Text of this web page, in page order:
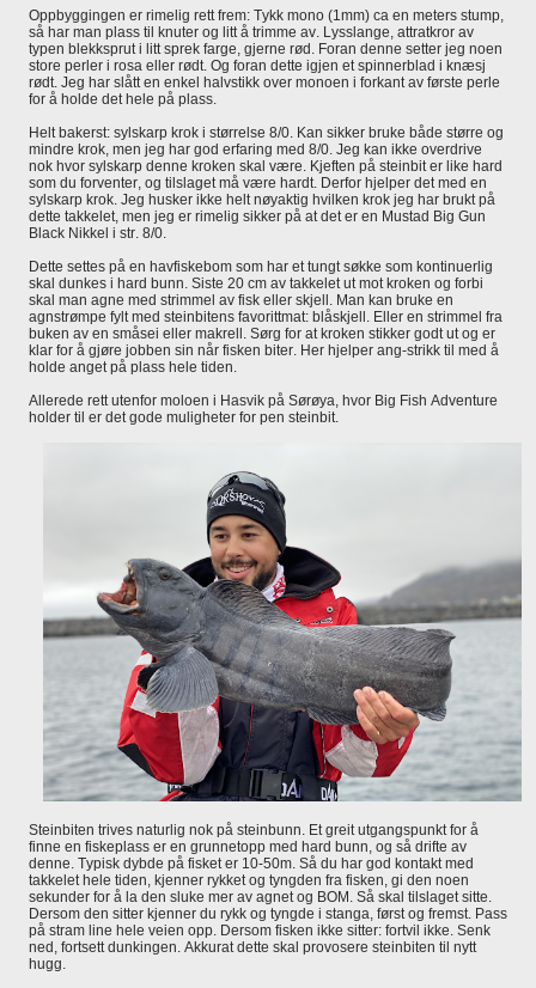
Oppbyggingen er rimelig rett frem: Tykk mono (1mm) ca en meters stump,
så har man plass til knuter og litt å trimme av. Lysslange, attratkror av
typen blekksprut i litt sprek farge, gjerne rød. Foran denne setter jeg noen
store perler i rosa eller rødt. Og foran dette igjen et spinnerblad i knæsj
rødt. Jeg har slått en enkel halvstikk over monoen i forkant av første perle
for å holde det hele på plass.
Helt bakerst: sylskarp krok i størrelse 8/0. Kan sikker bruke både større og
mindre krok, men jeg har god erfaring med 8/0. Jeg kan ikke overdrive
nok hvor sylskarp denne kroken skal være. Kjeften på steinbit er like hard
som du forventer, og tilslaget må være hardt. Derfor hjelper det med en
sylskarp krok. Jeg husker ikke helt nøyaktig hvilken krok jeg har brukt på
dette takkelet, men jeg er rimelig sikker på at det er en Mustad Big Gun
Black Nikkel i str. 8/0.
Dette settes på en havfiskebom som har et tungt søkke som kontinuerlig
skal dunkes i hard bunn. Siste 20 cm av takkelet ut mot kroken og forbi
skal man agne med strimmel av fisk eller skjell. Man kan bruke en
agnstrømpe fylt med steinbitens favorittmat: blåskjell. Eller en strimmel fra
buken av en småsei eller makrell. Sørg for at kroken stikker godt ut og er
klar for å gjøre jobben sin når fisken biter. Her hjelper ang-strikk til med å
holde anget på plass hele tiden.
Allerede rett utenfor moloen i Hasvik på Sørøya, hvor Big Fish Adventure
holder til er det gode muligheter for pen steinbit.
Steinbiten trives naturlig nok på steinbunn. Et greit utgangspunkt for å
finne en fiskeplass er en grunnetopp med hard bunn, og så drifte av
denne. Typisk dybde på fisket er 10-50m. Så du har god kontakt med
takkelet hele tiden, kjenner rykket og tyngden fra fisken, gi den noen
sekunder for å la den sluke mer av agnet og BOM. Så skal tilslaget sitte.
Dersom den sitter kjenner du rykk og tyngde i stanga, først og fremst. Pass
på stram line hele veien opp. Dersom fisken ikke sitter: fortvil ikke. Senk
ned, fortsett dunkingen. Akkurat dette skal provosere steinbiten til nytt
hugg.